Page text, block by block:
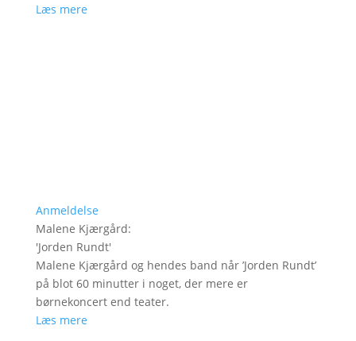
Læs mere
Anmeldelse
Malene Kjærgård:
'Jorden Rundt'
Malene Kjærgård og hendes band når ’Jorden Rundt’
på blot 60 minutter i noget, der mere er
børnekoncert end teater.
Læs mere